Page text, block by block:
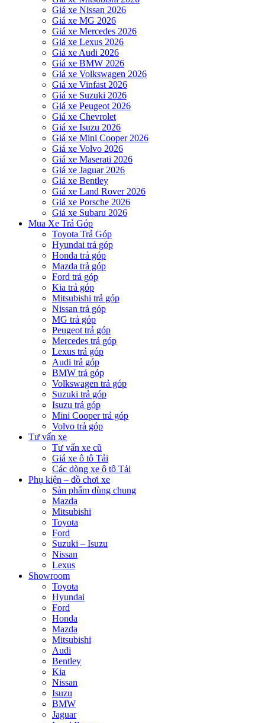
Giá xe Nissan 2026
Giá xe MG 2026
Giá xe Mercedes 2026
Giá xe Lexus 2026
Giá xe Audi 2026
Giá xe BMW 2026
Giá xe Volkswagen 2026
Giá xe Vinfast 2026
Giá xe Suzuki 2026
Giá xe Peugeot 2026
Giá xe Chevrolet
Giá xe Isuzu 2026
Giá xe Mini Cooper 2026
Giá xe Volvo 2026
Giá xe Maserati 2026
Giá xe Jaguar 2026
Giá xe Bentley
Giá xe Land Rover 2026
Giá xe Porsche 2026
Giá xe Subaru 2026
Mua Xe Trả Góp
Toyota Trả Góp
Hyundai trả góp
Honda trả góp
Mazda trả góp
Ford trả góp
Kia trả góp
Mitsubishi trả góp
Nissan trả góp
MG trả góp
Peugeot trả góp
Mercedes trả góp
Lexus trả góp
Audi trả góp
BMW trả góp
Volkswagen trả góp
Suzuki trả góp
Isuzu trả góp
Mini Cooper trả góp
Volvo trả góp
Tư vấn xe
Tư vấn xe cũ
Giá xe ô tô Tải
Các dòng xe ô tô Tải
Phụ kiện – đồ chơi xe
Sản phẩm dùng chung
Mazda
Mitsubishi
Toyota
Ford
Suzuki – Isuzu
Nissan
Lexus
Showroom
Toyota
Hyundai
Ford
Honda
Mazda
Mitsubishi
Audi
Bentley
Kia
Nissan
Isuzu
BMW
Jaguar